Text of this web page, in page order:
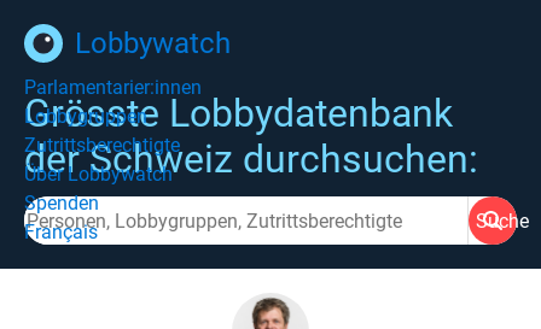
Lobbywatch
Parlamentarier:innen
Lobbygruppen
Zutrittsberechtigte
Über Lobbywatch
Spenden
Français
Grösste Lobbydatenbank
der Schweiz durchsuchen:
Suche